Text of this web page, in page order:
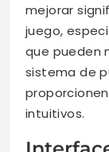
mejorar
juego,
que pueden
sistema de
intuitivos.